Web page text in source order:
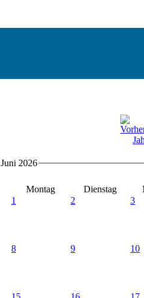
Juni 2026
Montag Dienstag
1
2 3
8 9 10